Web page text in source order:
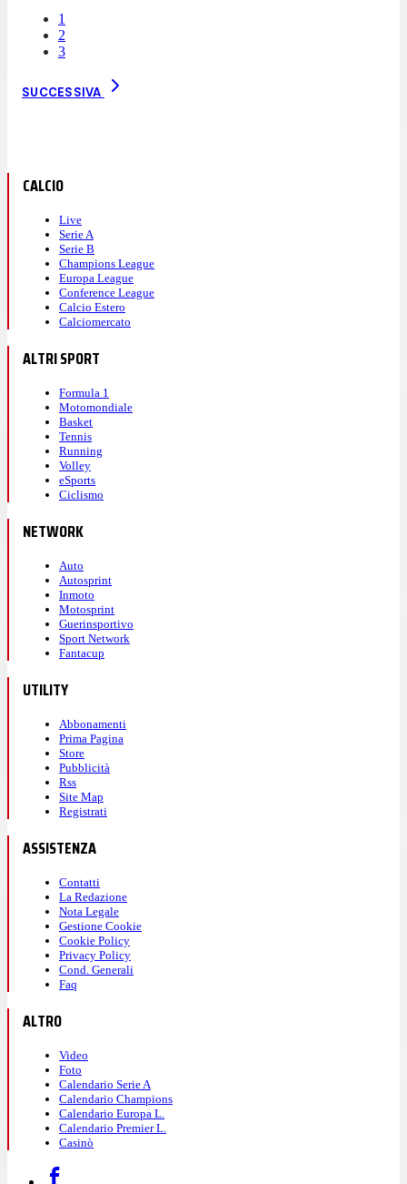
1
2
3
SUCCESSIVA
CALCIO
Live
Serie A
Serie B
Champions League
Europa League
Conference League
Calcio Estero
Calciomercato
ALTRI SPORT
Formula 1
Motomondiale
Basket
Tennis
Running
Volley
eSports
Ciclismo
NETWORK
Auto
Autosprint
Inmoto
Motosprint
Guerinsportivo
Sport Network
Fantacup
UTILITY
Abbonamenti
Prima Pagina
Store
Pubblicità
Rss
Site Map
Registrati
ASSISTENZA
Contatti
La Redazione
Nota Legale
Gestione Cookie
Cookie Policy
Privacy Policy
Cond. Generali
Faq
ALTRO
Video
Foto
Calendario Serie A
Calendario Champions
Calendario Europa L.
Calendario Premier L.
Casinò